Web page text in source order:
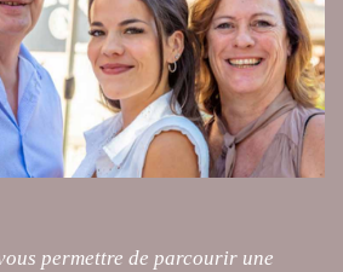
permettre de parcourir une